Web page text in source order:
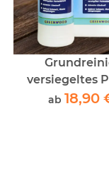
versiegeltes
ab18,90